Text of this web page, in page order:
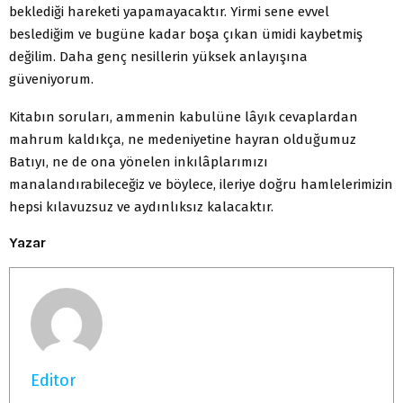
beklediği hareketi yapamayacaktır. Yirmi sene evvel
beslediğim ve bugüne kadar boşa çıkan ümidi kaybetmiş
değilim. Daha genç nesillerin yüksek anlayışına
güveniyorum.
Kitabın soruları, ammenin kabulüne lâyık cevaplardan
mahrum kaldıkça, ne medeniyetine hayran olduğumuz
Batıyı, ne de ona yönelen inkılâplarımızı
manalandırabileceğiz ve böylece, ileriye doğru hamlelerimizin
hepsi kılavuzsuz ve aydınlıksız kalacaktır.
Yazar
Editor